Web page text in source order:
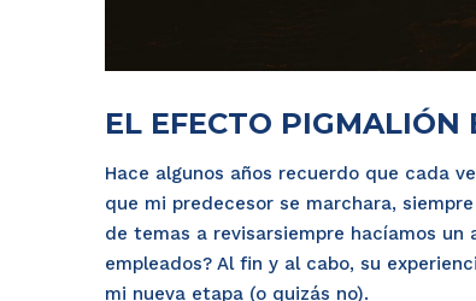
EL EFECTO PIGMALIÓN
Hace algunos años recuerdo que cada
que mi predecesor se marchara,
de temas a revisarsiempre hacíamos un
empleados? Al fin y al cabo, su
mi nueva etapa (o quizás no).